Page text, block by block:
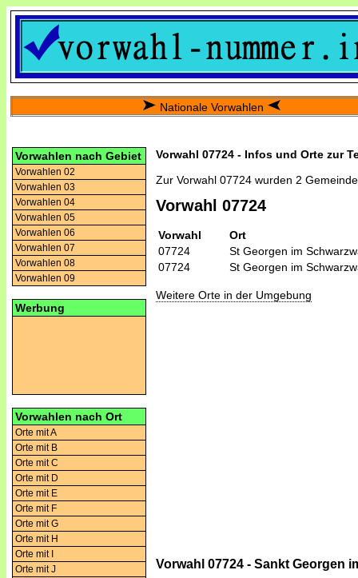
Nationale Vorwahlen
Vorwahlen nach Gebiet
Vorwahlen 02
Vorwahlen 03
Vorwahlen 04
Vorwahlen 05
Vorwahlen 06
Vorwahlen 07
Vorwahlen 08
Vorwahlen 09
Werbung
Vorwahlen nach Ort
Orte mit A
Orte mit B
Orte mit C
Orte mit D
Orte mit E
Orte mit F
Orte mit G
Orte mit H
Orte mit I
Orte mit J
Vorwahl 07724 - Infos und Orte zur
Zur Vorwahl 07724 wurden 2
Vorwahl 07724
Vorwahl
Ort
07724
St Georgen im
07724
St Georgen im
Weitere Orte in der Umgebung
Vorwahl 07724 - Sankt Georgen